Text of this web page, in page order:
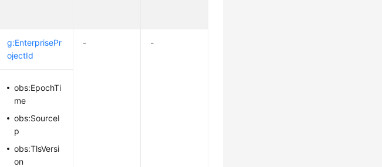
g:EnterprisePr
ojectId
- -
obs:EpochTi
me
obs:SourceI
p
obs:TlsVersi
on